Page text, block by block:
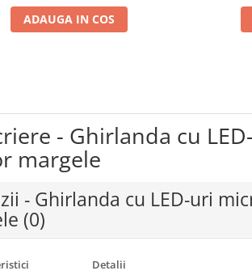
beton
ADAUGA IN COS
- Ghirlanda cu
margele
- Ghirlanda cu LED-uri
(0)
Detalii